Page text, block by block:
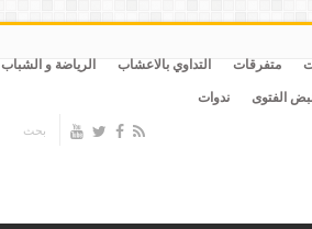
متفرقات التداوي بالاعشاب الرياضة و الشباب
الفتوى ندوات